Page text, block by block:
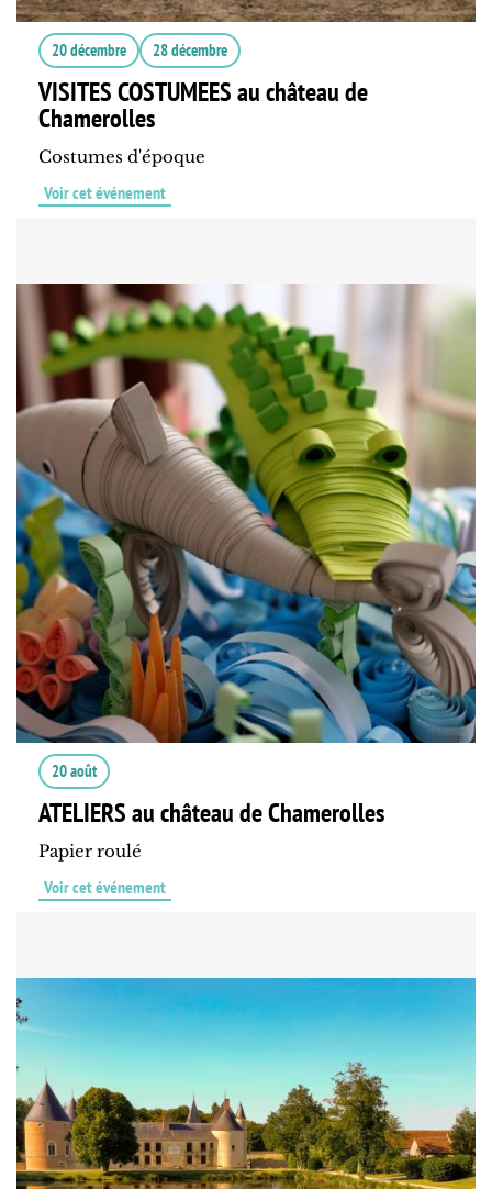
20 décembre 28 décembre
VISITES COSTUMEES au château de
Chamerolles
Costumes d'époque
Voir cet événement
20 août
ATELIERS au château de Chamerolles
Papier roulé
Voir cet événement